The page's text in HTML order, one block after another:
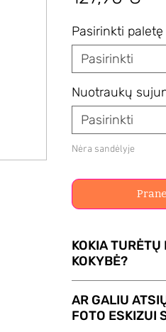
Pasirinkti paletę
Pasirinkti
Nuotraukų
Pasirinkti
Nėra sandėlyje
KOKIA
KOKYBĖ?
geresnis ir
eskizas.
AR GALIU
FOTO ESKIZUI